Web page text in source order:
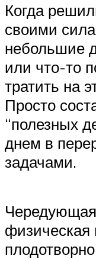
Когда
своими
небольшие
или что-то
тратить на
Просто
“полезных
днем в
задачами.
физическая